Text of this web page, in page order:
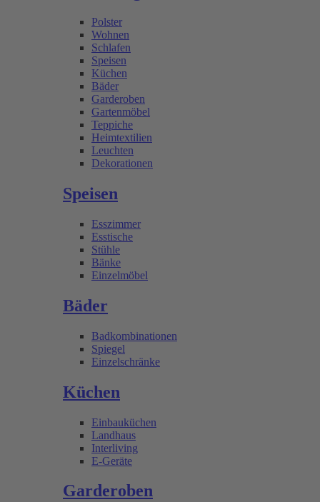
Polster
Wohnen
Schlafen
Speisen
Küchen
Bäder
Garderoben
Gartenmöbel
Teppiche
Heimtextilien
Leuchten
Dekorationen
Speisen
Esszimmer
Esstische
Stühle
Bänke
Einzelmöbel
Bäder
Badkombinationen
Spiegel
Einzelschränke
Küchen
Einbauküchen
Landhaus
Interliving
E-Geräte
Garderoben